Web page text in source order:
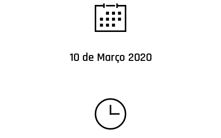
10 de Março 2020